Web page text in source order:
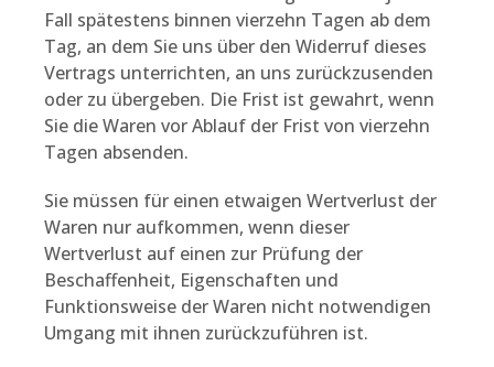
Fall spätestens binnen vierzehn Tagen ab dem
Tag, an dem Sie uns über den Widerruf dieses
Vertrags unterrichten, an uns zurückzusenden
oder zu übergeben. Die Frist ist gewahrt, wenn
Sie die Waren vor Ablauf der Frist von vierzehn
Tagen absenden.
Sie müssen für einen etwaigen Wertverlust der
Waren nur aufkommen, wenn dieser
Wertverlust auf einen zur Prüfung der
Beschaffenheit, Eigenschaften und
Funktionsweise der Waren nicht notwendigen
Umgang mit ihnen zurückzuführen ist.